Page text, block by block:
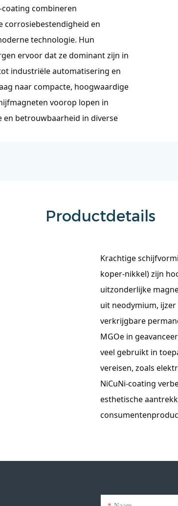
combineren
corrosiebestendigheid en
technologie. Hun
ervoor dat ze dominant zijn in
industriële automatisering en
naar compacte, hoogwaardige
voorop lopen in
betrouwbaarheid in diverse
Productdetails
Krachtige
koper-nikkel) zijn
uitzonderlijke
uit neodymium,
verkrijgbare
MGOe in
veel gebruikt in
vereisen, zoals
NiCuNi-coating
esthetische